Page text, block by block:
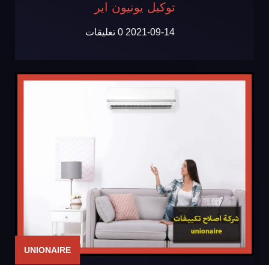
توكيل يونيون اير
2021-09-14 0 تعليقات
UNIONAIRE